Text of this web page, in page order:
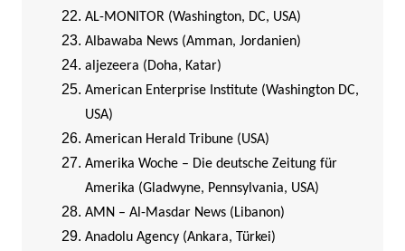
AL-MONITOR (Washington, DC, USA)
Albawaba News (Amman, Jordanien)
aljezeera (Doha, Katar)
American Enterprise Institute (Washington DC,
USA)
American Herald Tribune (USA)
Amerika Woche – Die deutsche Zeitung für
Amerika (Gladwyne, Pennsylvania, USA)
AMN – Al-Masdar News (Libanon)
Anadolu Agency (Ankara, Türkei)